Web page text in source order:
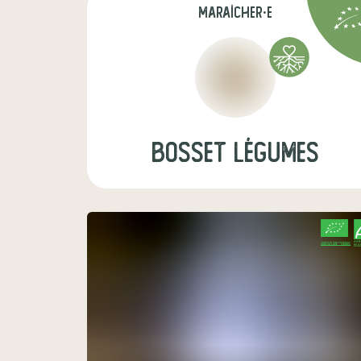
maraîcher·e
Bosset Légumes
CERTIFIÉ PAR FR-BIO-01
AGRICULTURE FRANCE